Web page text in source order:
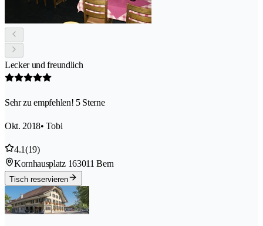
Lecker und freundlich
Sehr zu empfehlen! 5 Sterne
Okt. 2018• Tobi
4.1(19)
Kornhausplatz 163011 Bern
Tisch reservieren